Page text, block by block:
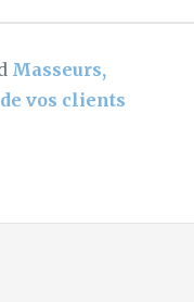
Masseurs,
vos clients